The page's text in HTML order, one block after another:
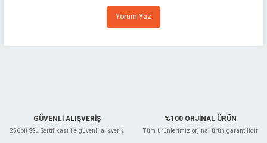
Ürün resmi kalitesiz, bozuk veya görüntülenemiyor.
Ürün açıklamasında eksik bilgiler bulunuyor.
Yorum Yaz
GÜVENLİ ALIŞVERİŞ
256bit SSL Sertifikası ile güvenli alışveriş
%100 ORJİNAL ÜRÜN
Tüm ürünlerimiz orjinal ürün garantilidir